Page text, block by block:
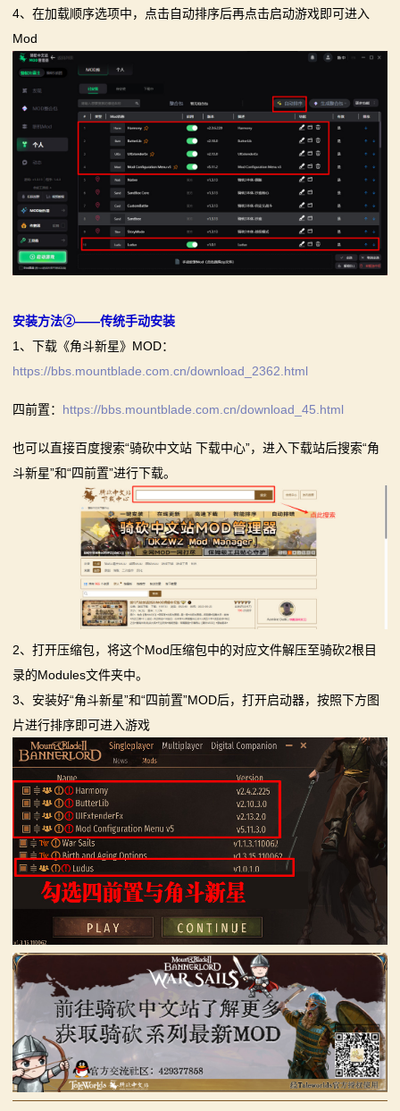
4、在加载顺序选项中，点击自动排序后再点击启动游戏即可进入
Mod
安装方法②——传统手动安装
1、下载《角斗新星》MOD：
https://bbs.mountblade.com.cn/download_2362.html
四前置： https://bbs.mountblade.com.cn/download_45.html
也可以直接百度搜索“骑砍中文站 下载中心”，进入下载站后搜索“角
斗新星”和“四前置”进行下载。
2、打开压缩包，将这个Mod压缩包中的对应文件解压至骑砍2根目
录的Modules文件夹中。
3、安装好“角斗新星”和“四前置”MOD后，打开启动器，按照下方图
片进行排序即可进入游戏